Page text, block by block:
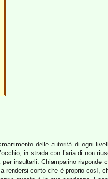
delle autorità di ogni
in strada con l’aria di non
insultarli. Chiamparino
rendersi conto che è proprio così,